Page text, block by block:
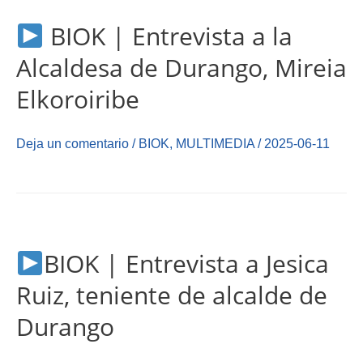
BIOK | Entrevista a la
Alcaldesa de Durango, Mireia
Elkoroiribe
Deja un comentario / BIOK, MULTIMEDIA / 2025-06-11
BIOK | Entrevista a Jesica
Ruiz, teniente de alcalde de
Durango